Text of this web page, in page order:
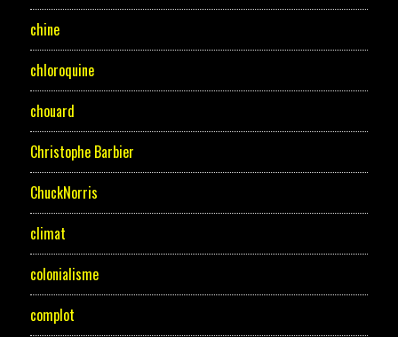
chine
chloroquine
chouard
Christophe Barbier
ChuckNorris
climat
colonialisme
complot